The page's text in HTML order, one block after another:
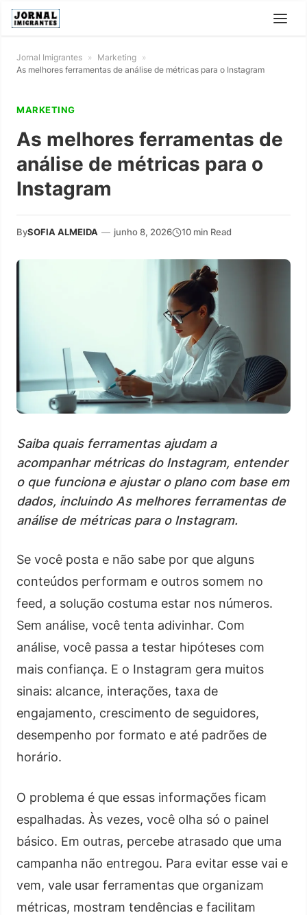
Jornal Imigrantes » Marketing »
As melhores ferramentas de análise de métricas para o Instagram
MARKETING
As melhores ferramentas de
análise de métricas para o
Instagram
BySOFIA ALMEIDA — junho 8, 2026 10 min Read
Saiba quais ferramentas ajudam a
acompanhar métricas do Instagram, entender
o que funciona e ajustar o plano com base em
dados, incluindo As melhores ferramentas de
análise de métricas para o Instagram.
Se você posta e não sabe por que alguns
conteúdos performam e outros somem no
feed, a solução costuma estar nos números.
Sem análise, você tenta adivinhar. Com
análise, você passa a testar hipóteses com
mais confiança. E o Instagram gera muitos
sinais: alcance, interações, taxa de
engajamento, crescimento de seguidores,
desempenho por formato e até padrões de
horário.
O problema é que essas informações ficam
espalhadas. Às vezes, você olha só o painel
básico. Em outras, percebe atrasado que uma
campanha não entregou. Para evitar esse vai e
vem, vale usar ferramentas que organizam
métricas, mostram tendências e facilitam